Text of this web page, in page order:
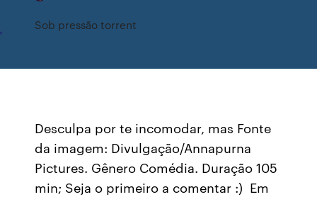
Sob pressão torrent
Desculpa por te incomodar, mas Fonte
da imagem: Divulgação/Annapurna
Pictures. Gênero Comédia. Duração 105
min; Seja o primeiro a comentar :) Em